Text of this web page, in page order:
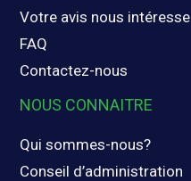
Votre avis nous intéresse
FAQ
Contactez-nous
NOUS CONNAITRE
Qui sommes-nous?
Conseil d’administration